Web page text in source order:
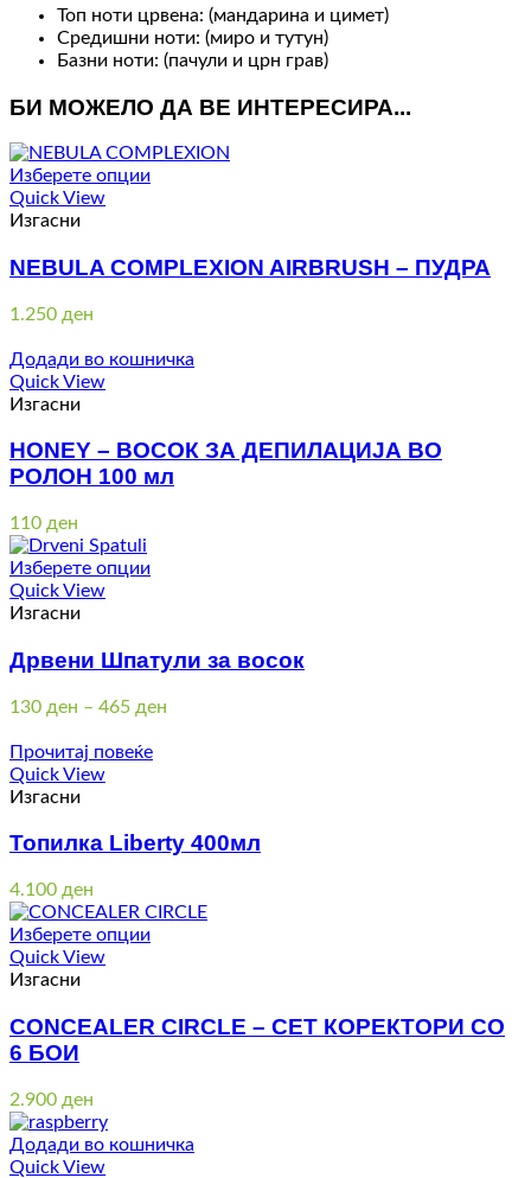
Топ ноти црвена: (мандарина и цимет)
Средишни ноти: (миро и тутун)
Базни ноти: (пачули и црн грав)
БИ МОЖЕЛО ДА ВЕ ИНТЕРЕСИРА...
Изберете опции
Quick View
Изгасни
NEBULA COMPLEXION AIRBRUSH – ПУДРА
1.250 ден
Додади во кошничка
Quick View
Изгасни
HONEY – ВОСОК ЗА ДЕПИЛАЦИЈА ВО
РОЛОН 100 мл
110 ден
Изберете опции
Quick View
Изгасни
Дрвени Шпатули за восок
130 ден – 465 ден
Прочитај повеќе
Quick View
Изгасни
Топилка Liberty 400мл
4.100 ден
Изберете опции
Quick View
Изгасни
CONCEALER CIRCLE – СЕТ КОРЕКТОРИ СО
6 БОИ
2.900 ден
Додади во кошничка
Quick View